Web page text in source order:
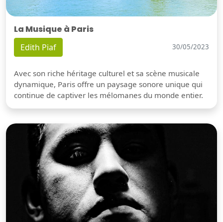
La Musique à Paris
Edith Piaf 30/05/2023
Avec son riche héritage culturel et sa scène musicale
dynamique, Paris offre un paysage sonore unique qui
continue de captiver les mélomanes du monde entier.